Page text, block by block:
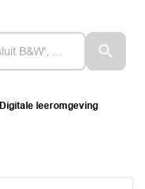
Digitale leeromgeving